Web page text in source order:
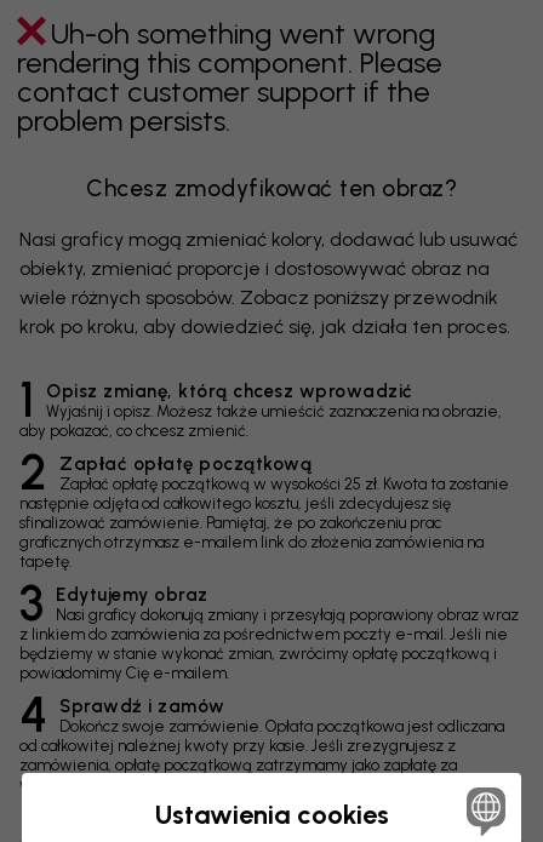
Uh-oh something went wrong
rendering this component. Please
contact customer support if the
problem persists.
Chcesz zmodyfikować ten obraz?
Nasi graficy mogą zmieniać kolory, dodawać lub usuwać
obiekty, zmieniać proporcje i dostosowywać obraz na
wiele różnych sposobów. Zobacz poniższy przewodnik
krok po kroku, aby dowiedzieć się, jak działa ten proces.
1 Opisz zmianę, którą chcesz wprowadzić
Wyjaśnij i opisz. Możesz także umieścić zaznaczenia na obrazie,
aby pokazać, co chcesz zmienić.
2 Zapłać opłatę początkową
Zapłać opłatę początkową w wysokości 25 zł. Kwota ta zostanie
następnie odjęta od całkowitego kosztu, jeśli zdecydujesz się
sfinalizować zamówienie. Pamiętaj, że po zakończeniu prac
graficznych otrzymasz e-mailem link do złożenia zamówienia na
tapetę.
3 Edytujemy obraz
Nasi graficy dokonują zmiany i przesyłają poprawiony obraz wraz
z linkiem do zamówienia za pośrednictwem poczty e-mail. Jeśli nie
będziemy w stanie wykonać zmian, zwrócimy opłatę początkową i
powiadomimy Cię e-mailem.
4 Sprawdź i zamów
Dokończ swoje zamówienie. Opłata początkowa jest odliczana
od całkowitej należnej kwoty przy kasie. Jeśli zrezygnujesz z
zamówienia, opłatę początkową zatrzymamy jako zapłatę za
wykonane prace nad obrazem.
Ustawienia cookies